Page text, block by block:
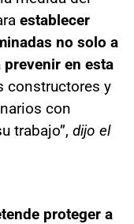
establecer
no solo a
en esta
constructores y
con
trabajo”, dijo el
proteger a